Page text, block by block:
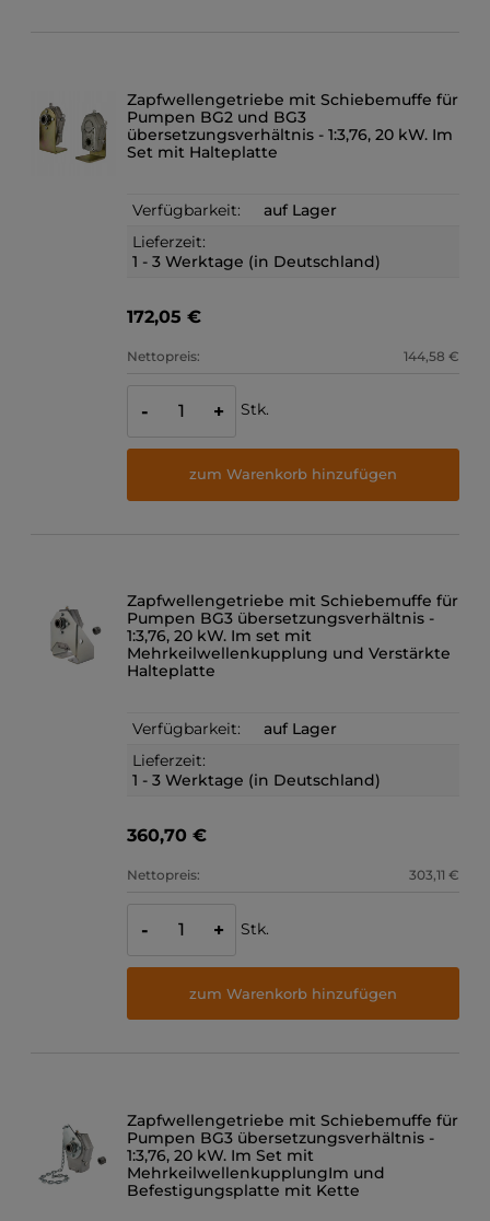
Zapfwellengetriebe mit Schiebemuffe für
Pumpen BG2 und BG3
übersetzungsverhältnis - 1:3,76, 20 kW. Im
Set mit Halteplatte
Verfügbarkeit:
auf Lager
Lieferzeit:
1 - 3 Werktage (in Deutschland)
172,05 €
Nettopreis: 144,58 €
- + Stk.
zum Warenkorb hinzufügen
Zapfwellengetriebe mit Schiebemuffe für
Pumpen BG3 übersetzungsverhältnis -
1:3,76, 20 kW. Im set mit
Mehrkeilwellenkupplung und Verstärkte
Halteplatte
Verfügbarkeit:
auf Lager
Lieferzeit:
1 - 3 Werktage (in Deutschland)
360,70 €
Nettopreis: 303,11 €
- + Stk.
zum Warenkorb hinzufügen
Zapfwellengetriebe mit Schiebemuffe für
Pumpen BG3 übersetzungsverhältnis -
1:3,76, 20 kW. Im Set mit
MehrkeilwellenkupplungIm und
Befestigungsplatte mit Kette